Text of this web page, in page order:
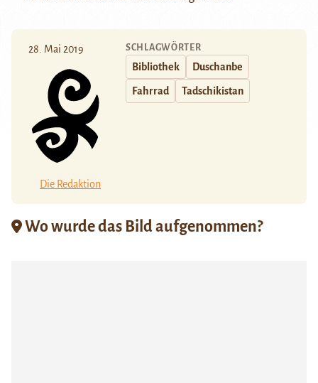
28. Mai 2019
Die Redaktion
SCHLAGWÖRTER
Bibliothek Duschanbe
Fahrrad Tadschikistan
Wo wurde das Bild aufgenommen?